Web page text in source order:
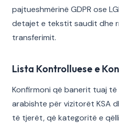
pajtueshmërinë GDPR ose
detajet e tekstit saudit dhe
transferimit.
Lista Kontrolluese e
Konfirmoni që banerit tuaj
arabishte për vizitorët KSA
të tjerët, që kategoritë e